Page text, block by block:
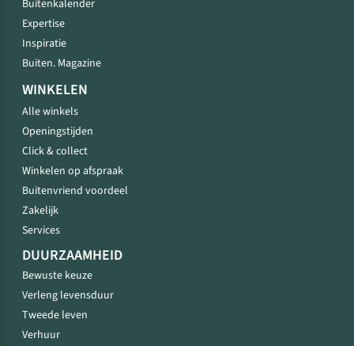
Buitenkalender
Expertise
Inspiratie
Buiten. Magazine
WINKELEN
Alle winkels
Openingstijden
Click & collect
Winkelen op afspraak
Buitenvriend voordeel
Zakelijk
Services
DUURZAAMHEID
Bewuste keuze
Verleng levensduur
Tweede leven
Verhuur